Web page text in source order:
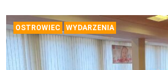
OSTROWIEC WYDARZENIA